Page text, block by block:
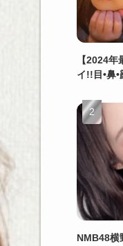
【2024
イ!!目•鼻
NMB48横